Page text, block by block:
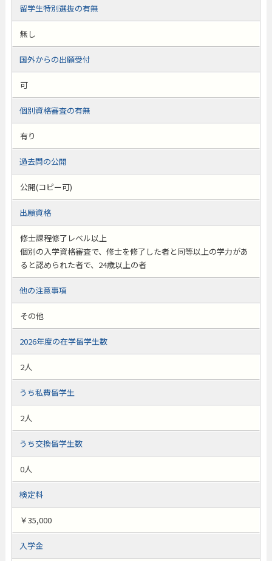
留学生特別選抜の有無
無し
国外からの出願受付
可
個別資格審査の有無
有り
過去問の公開
公開(コピー可)
出願資格
修士課程修了レベル以上
個別の入学資格審査で、修士を修了した者と同等以上の学力があ
ると認められた者で、24歳以上の者
他の注意事項
その他
2026年度の在学留学生数
2人
うち私費留学生
2人
うち交換留学生数
0人
検定料
￥35,000
入学金